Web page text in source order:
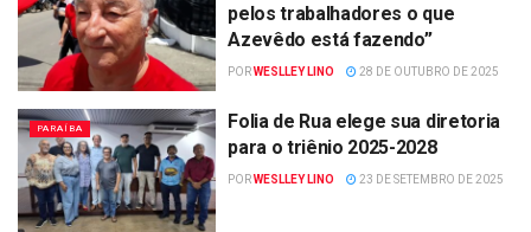
pelos trabalhadores o que
Azevêdo está fazendo”
PORWESLLEY LINO 28 DE OUTUBRO DE 2025
PARAÍBA
Folia de Rua elege sua diretoria
para o triênio 2025-2028
PORWESLLEY LINO 23 DE SETEMBRO DE 2025